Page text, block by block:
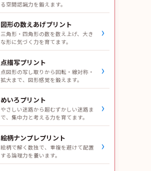
る空間認識力を鍛えます。
図形の数えあげプリント
三角形・四角形の数を数え上げ、大き
な形に気づく力を育てます。
›
点描写プリント
点図形の写し取りから回転・線対称・
拡大まで、図形感覚を鍛えます。
›
めいろプリント
やさしい迷路から超むずかしい迷路ま
で、集中力と考える力を育てます。
›
絵柄ナンプレプリント
絵柄で解く数独で、重複を避けて配置
する論理力を養います。
›